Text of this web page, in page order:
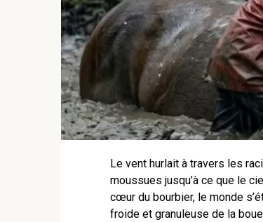
Le vent hurlait à travers les
moussues jusqu’à ce que le
cœur du bourbier, le monde
froide et granuleuse de la